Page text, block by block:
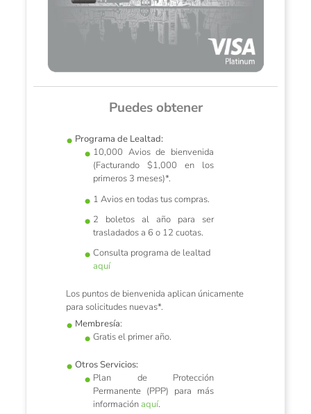
Puedes obtener
Programa de Lealtad:
10,000 Avios de bienvenida
(Facturando $1,000 en los
primeros 3 meses)*.
1 Avios en todas tus compras.
2 boletos al año para ser
trasladados a 6 o 12 cuotas.
Consulta programa de lealtad
aquí
Los puntos de bienvenida aplican únicamente
para solicitudes nuevas*.
Membresía:
Gratis el primer año.
Otros Servicios:
Plan de Protección
Permanente (PPP) para más
informaciónaquí.